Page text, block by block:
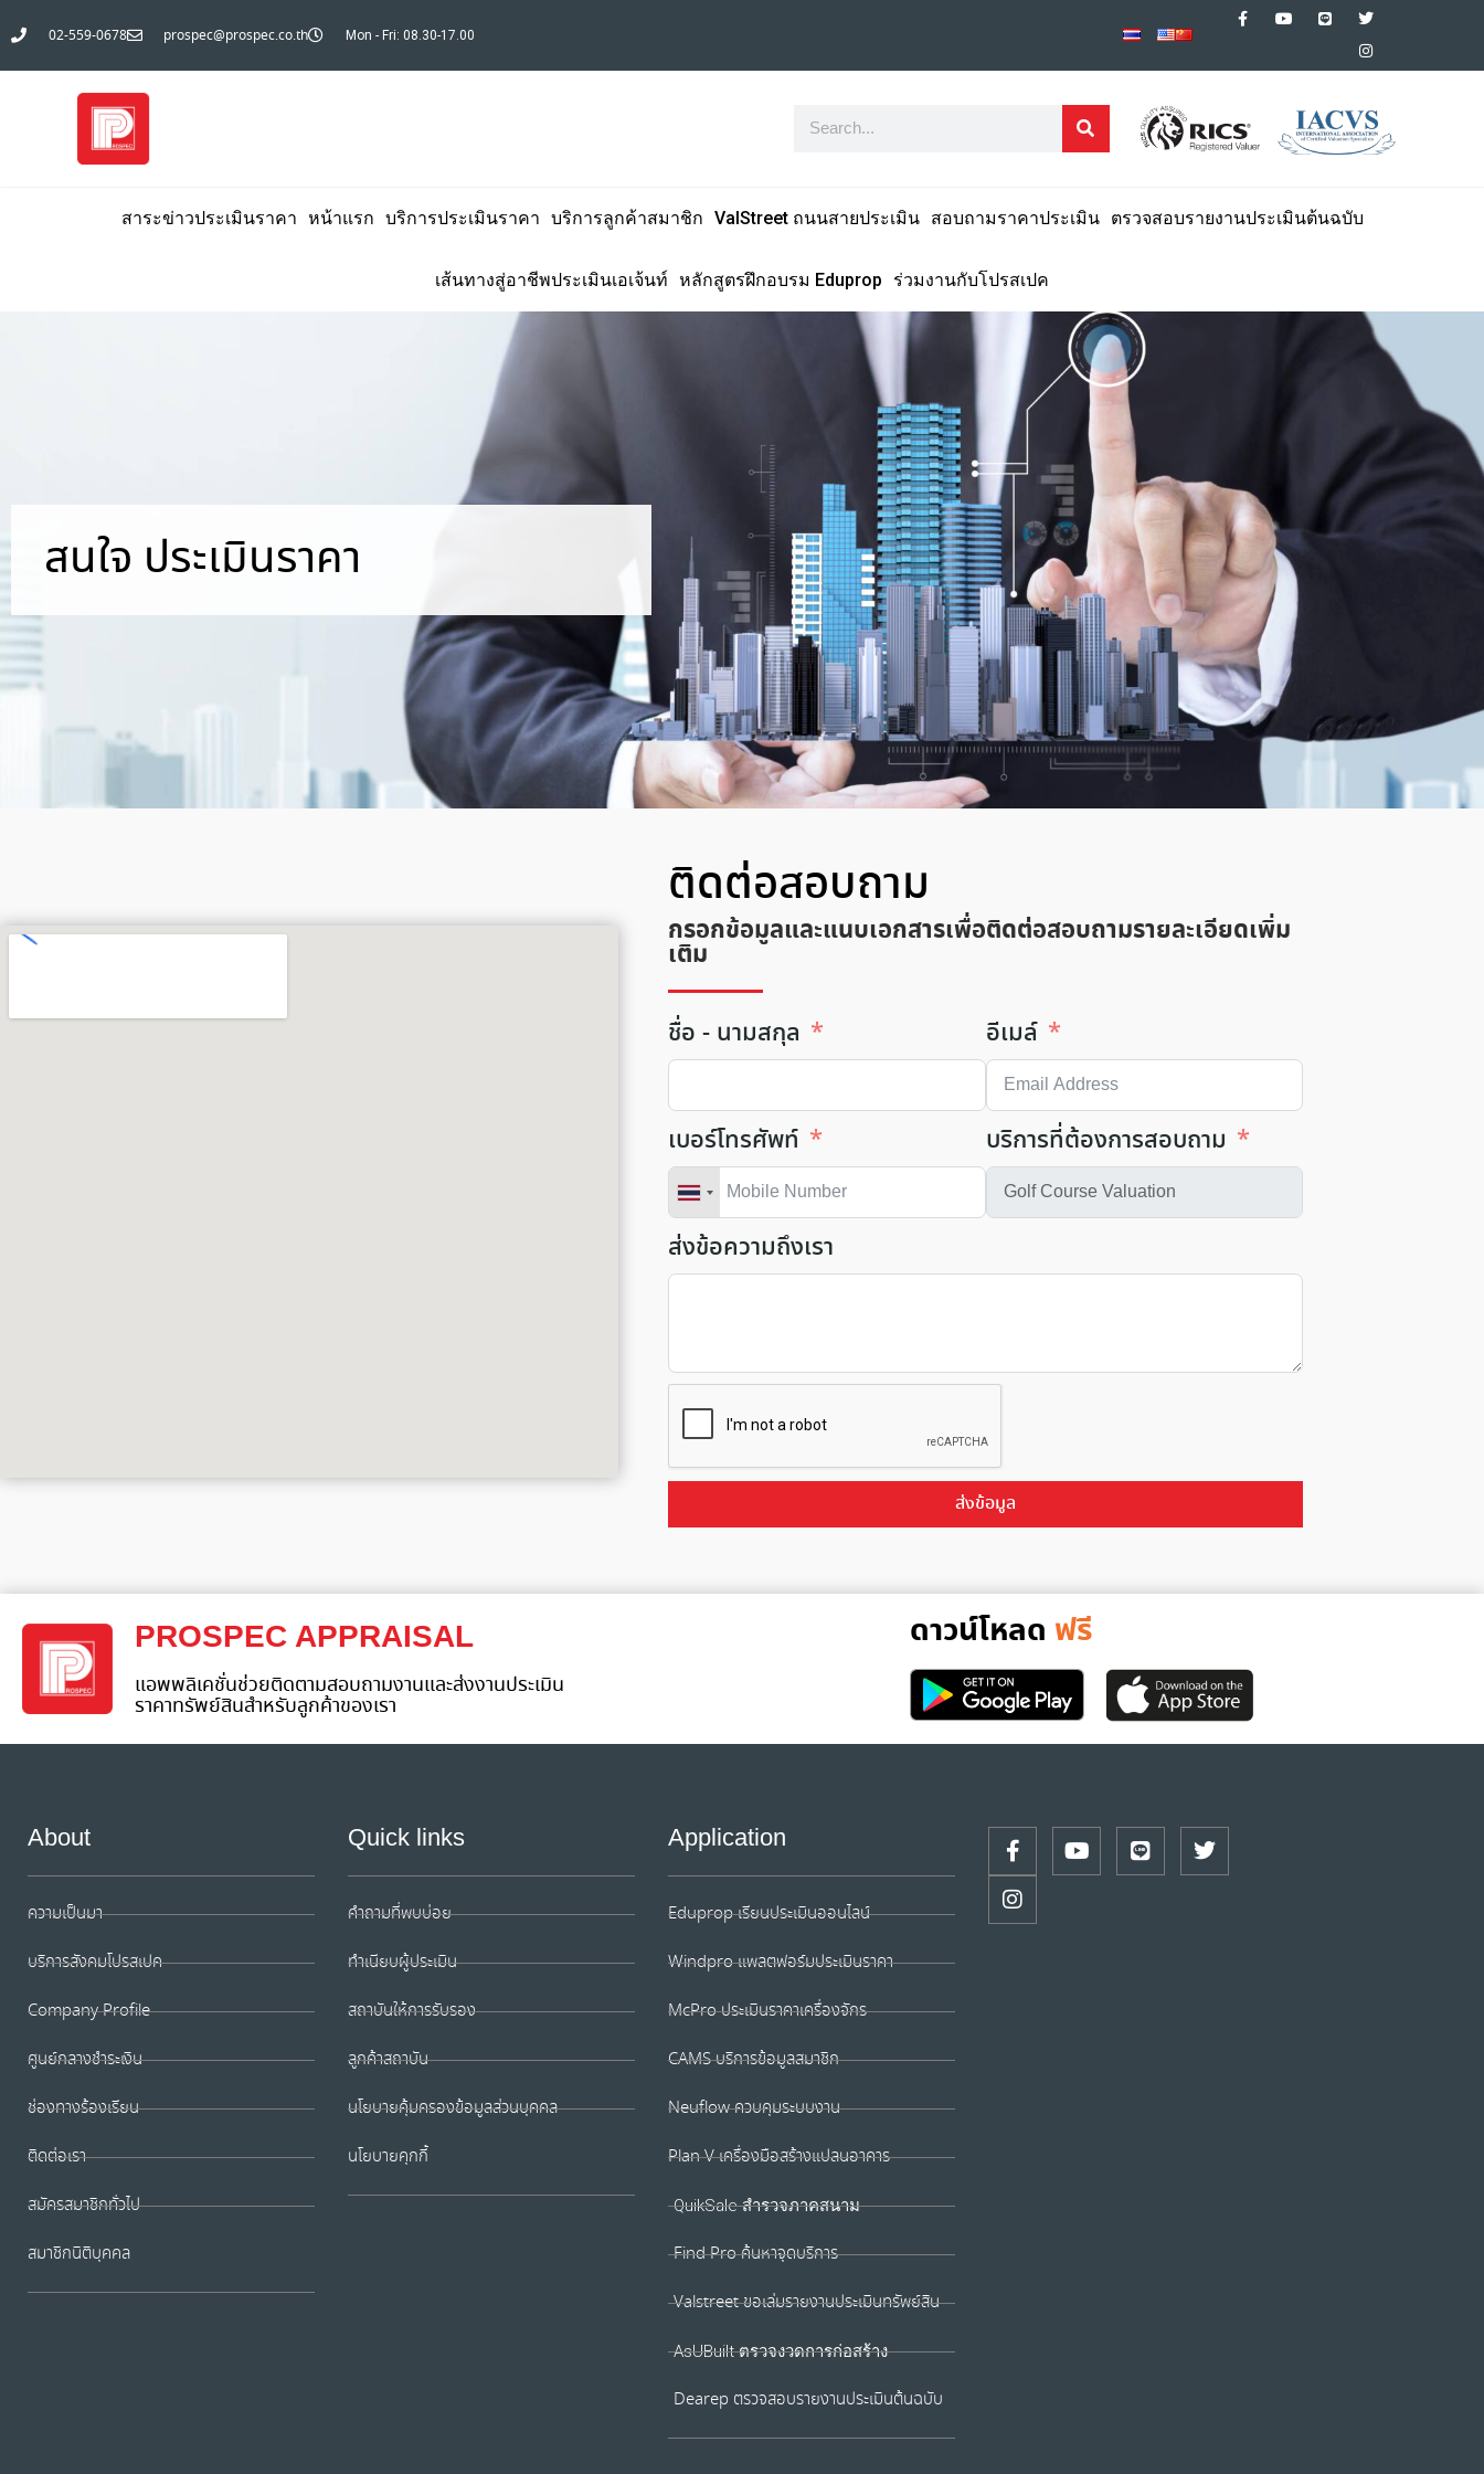
02-559-0678 prospec@prospec.co.th Mon - Fri: 08.30-17.00
สาระข่าวประเมินราคา หน้าแรก บริการประเมินราคา บริการลูกค้าสมาชิก ValStreet ถนนสายประเมิน สอบถามราคาประเมิน ตรวจสอบรายงานประเมินต้นฉบับ
เส้นทางสู่อาชีพประเมินเอเจ้นท์ หลักสูตรฝึกอบรม Eduprop ร่วมงานกับโปรสเปค
สนใจ ประเมินราคา
ติดต่อสอบถาม
กรอกข้อมูลและแนบเอกสารเพื่อติดต่อสอบถามรายละเอียดเพิ่ม
เติม
ชื่อ - นามสกุล อีเมล์
เบอร์โทรศัพท์ บริการที่ต้องการสอบถาม
ส่งข้อความถึงเรา
ส่งข้อมูล
PROSPEC APPRAISAL
แอพพลิเคชั่นช่วยติดตามสอบถามงานและส่งงานประเมิน
ราคาทรัพย์สินสำหรับลูกค้าของเรา
ดาวน์โหลด ฟรี
About
ความเป็นมา
บริการสังคมโปรสเปค
Company Profile
ศูนย์กลางชำระเงิน
ช่องทางร้องเรียน
ติดต่อเรา
สมัครสมาชิกทั่วไป
สมาชิกนิติบุคคล
Quick links
คำถามที่พบบ่อย
ทำเนียบผู้ประเมิน
สถาบันให้การรับรอง
ลูกค้าสถาบัน
นโยบายคุ้มครองข้อมูลส่วนบุคคล
นโยบายคุกกี้
Application
Eduprop เรียนประเมินออนไลน์
Windpro แพลตฟอร์มประเมินราคา
McPro ประเมินราคาเครื่องจักร
CAMS บริการข้อมูลสมาชิก
Neuflow ควบคุมระบบงาน
Plan V เครื่องมือสร้างแปลนอาคาร
QuikSale สำรวจภาคสนาม
Find Pro ค้นหาจุดบริการ
Valstreet ขอเล่มรายงานประเมินทรัพย์สิน
AsUBuilt ตรวจงวดการก่อสร้าง
Dearep ตรวจสอบรายงานประเมินต้นฉบับ